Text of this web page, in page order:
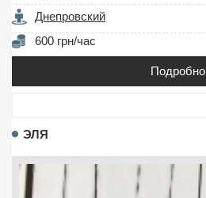
Днепровский
600 грн/час
Подробно
ЭЛЯ